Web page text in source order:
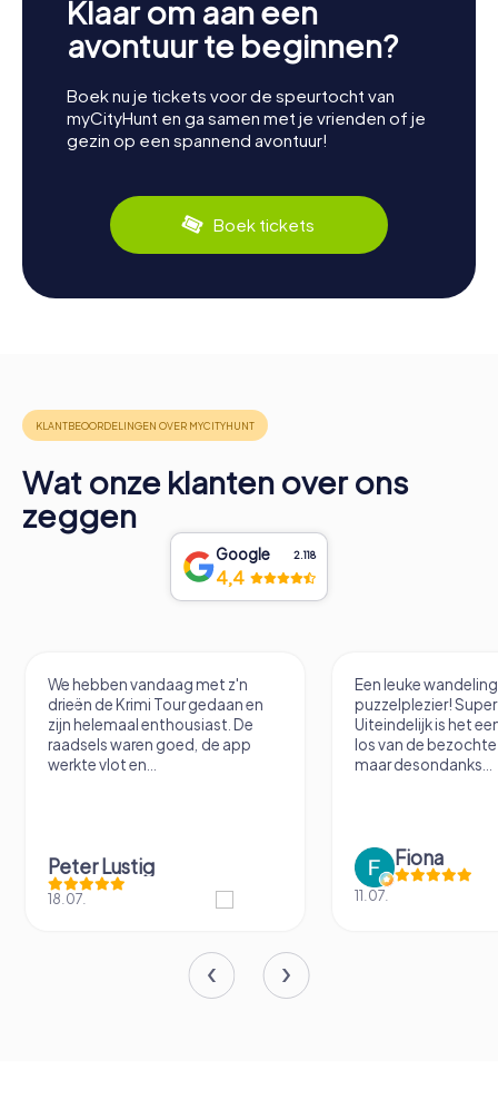
Klaar om aan een
avontuur te beginnen?
Boek nu je tickets voor de speurtocht van
myCityHunt en ga samen met je vrienden of je
gezin op een spannend avontuur!
Boek tickets
Wat onze klanten over ons
zeggen
Google 2.118
4,4
Een leuke wandeling met
puzzelplezier! Super concept!
Uiteindelijk is het een wandeling
los van de bezochte locaties,
maar desondanks...
Fiona
11.07.
Het misdaadspel
spannend en alle
hebben er plezier
Patricia
04.06.